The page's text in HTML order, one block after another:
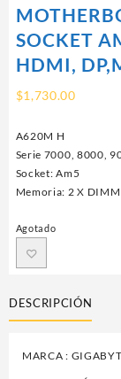
SOCKET
HDMI,
$1,730.00
A620M H
Serie 7000, 8000,
Socket: Am5
Memoria: 2 X
Agotado
DESCRIPCIÓN
MARCA :